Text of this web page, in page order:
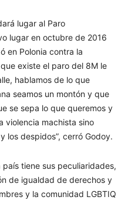
lugar al Paro
lugar en octubre de 2016
en Polonia contra la
existe el paro del 8M le
hablamos de lo que
seamos un montón y que
se sepa lo que queremos y
violencia machista sino
los despidos”, cerró Godoy.
tiene sus peculiaridades,
de igualdad de derechos y
y la comunidad LGBTIQ